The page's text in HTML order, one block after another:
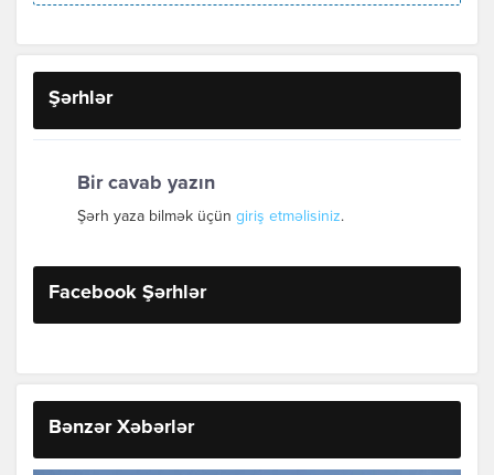
Şərhlər
Bir cavab yazın
Şərh yaza bilmək üçün giriş etməlisiniz.
Facebook Şərhlər
Bənzər Xəbərlər